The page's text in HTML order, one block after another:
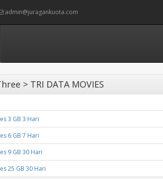
admin@juragankuota.com
> TRI DATA MOVIES
3 GB 3 Hari
6 GB 7 Hari
9 GB 30 Hari
25 GB 30 Hari